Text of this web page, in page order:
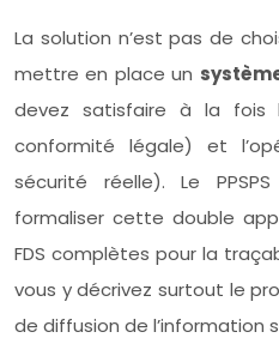
La solution n’est pas de
mettre en place un
devez satisfaire à la fois
conformité légale) et
sécurité réelle). Le
formaliser cette double
FDS complètes pour la
vous y décrivez surtout le
de diffusion de l’information